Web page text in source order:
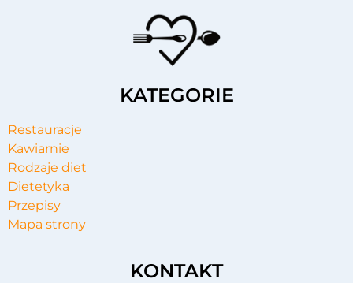
KATEGORIE
Restauracje
Kawiarnie
Rodzaje diet
Dietetyka
Przepisy
Mapa strony
KONTAKT